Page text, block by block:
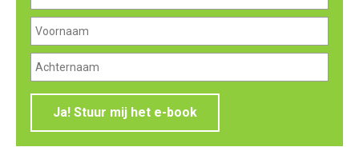
Ja! Stuur mij het e-book